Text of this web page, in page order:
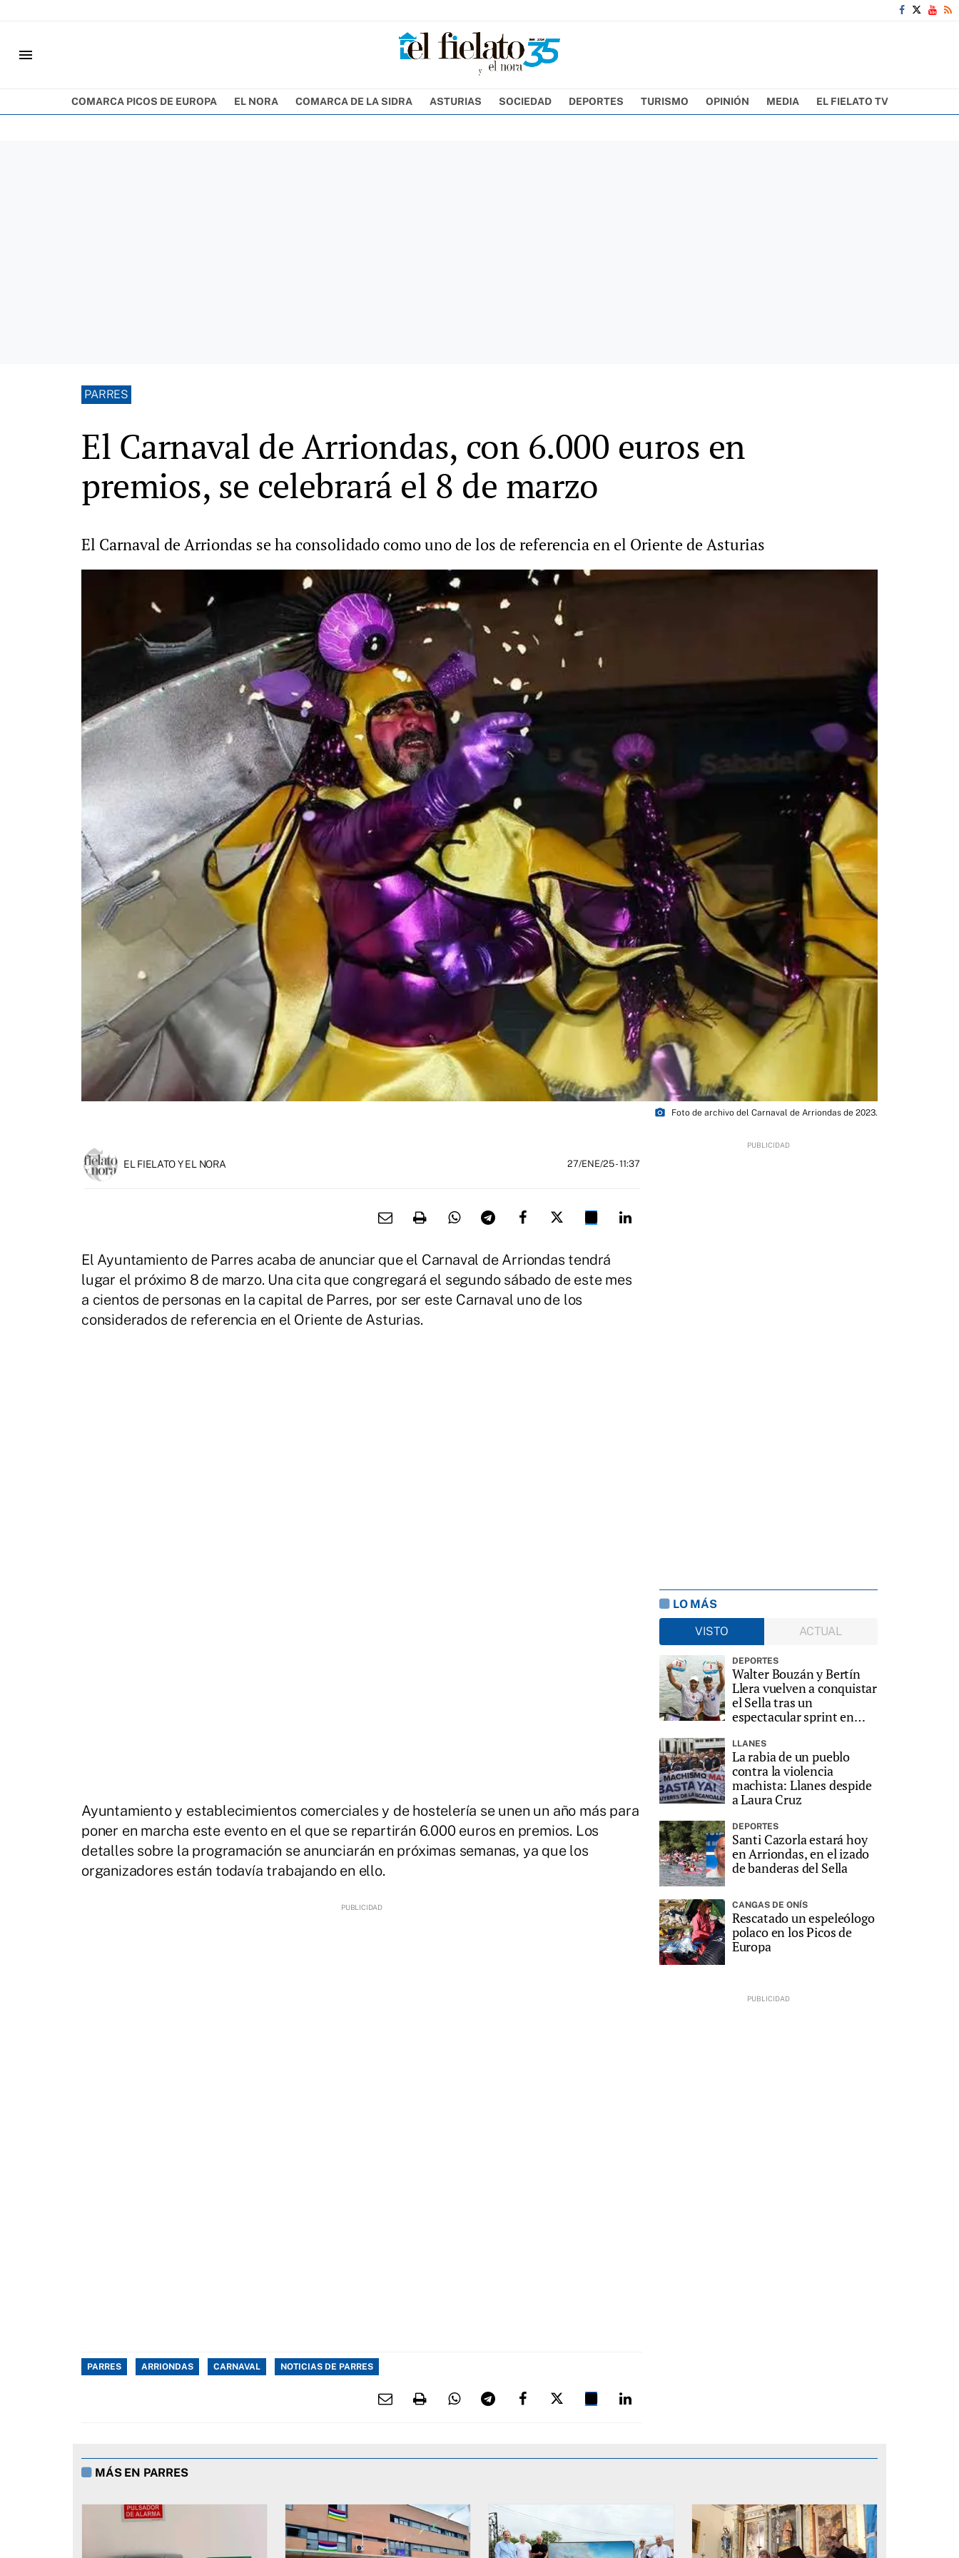
menu
COMARCA PICOS DE EUROPA EL NORA COMARCA DE LA SIDRA ASTURIAS SOCIEDAD DEPORTES TURISMO OPINIÓN MEDIA EL FIELATO TV
PARRES
El Carnaval de Arriondas, con 6.000 euros en
premios, se celebrará el 8 de marzo
El Carnaval de Arriondas se ha consolidado como uno de los de referencia en el Oriente de Asturias
photo_camera Foto de archivo del Carnaval de Arriondas de 2023.
EL FIELATO Y EL NORA 27/ENE/25- 11:37
El Ayuntamiento de Parres acaba de anunciar que el Carnaval de Arriondas tendrá
lugar el próximo 8 de marzo. Una cita que congregará el segundo sábado de este mes
a cientos de personas en la capital de Parres, por ser este Carnaval uno de los
considerados de referencia en el Oriente de Asturias.
Ayuntamiento y establecimientos comerciales y de hostelería se unen un año más para
poner en marcha este evento en el que se repartirán 6.000 euros en premios. Los
detalles sobre la programación se anunciarán en próximas semanas, ya que los
organizadores están todavía trabajando en ello.
PARRES ARRIONDAS CARNAVAL NOTICIAS DE PARRES
LO MÁS
VISTO
ACTUAL
DEPORTES
Walter Bouzán y Bertín
Llera vuelven a conquistar
el Sella tras un
espectacular sprint en
LLANES
La rabia de un pueblo
contra la violencia
machista: Llanes despide
a Laura Cruz
DEPORTES
Santi Cazorla estará hoy
en Arriondas, en el izado
de banderas del Sella
CANGAS DE ONÍS
Rescatado un espeleólogo
polaco en los Picos de
Europa
MÁS EN PARRES